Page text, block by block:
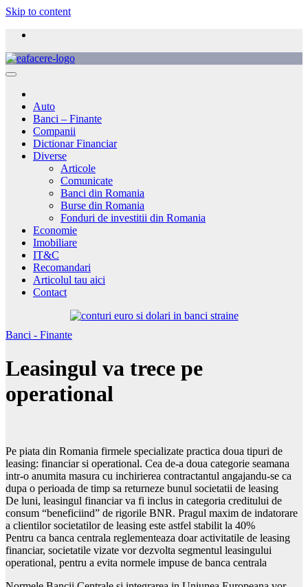
Skip to content
Auto
Banci – Finante
Companii
Dictionar Financiar
Diverse
Articole
Comunicate
Banci din Romania
Burse din Romania
Fonduri de investitii din Romania
Economie
Imobiliare
IT&C
Recomandari
Articolul tau aici
Contact
Banci - Finante
Leasingul va trece pe
operational
Pe piata din Romania firmele specializate practica doua tipuri de
leasing: financiar si operational. Cea de-a doua categorie seamana
intr-o anumita masura cu inchirierea contractantul angajandu-se ca
dupa o perioada de timp sa returneze bunul societatii de leasing
De luni, leasingul financiar va fi inclus in categoria creditului de
consum “beneficiind” de rigorile BNR. Pragul maxim de indatorare
a clientilor societatilor de leasing este astfel stabilit la 40%
Pentru ca banca centrala reglementeaza doar activitatile de leasing
financiar, societatile vizate vor dezvolta segmentul leasingului
operational, pentru a evita normele impuse de banca centrala